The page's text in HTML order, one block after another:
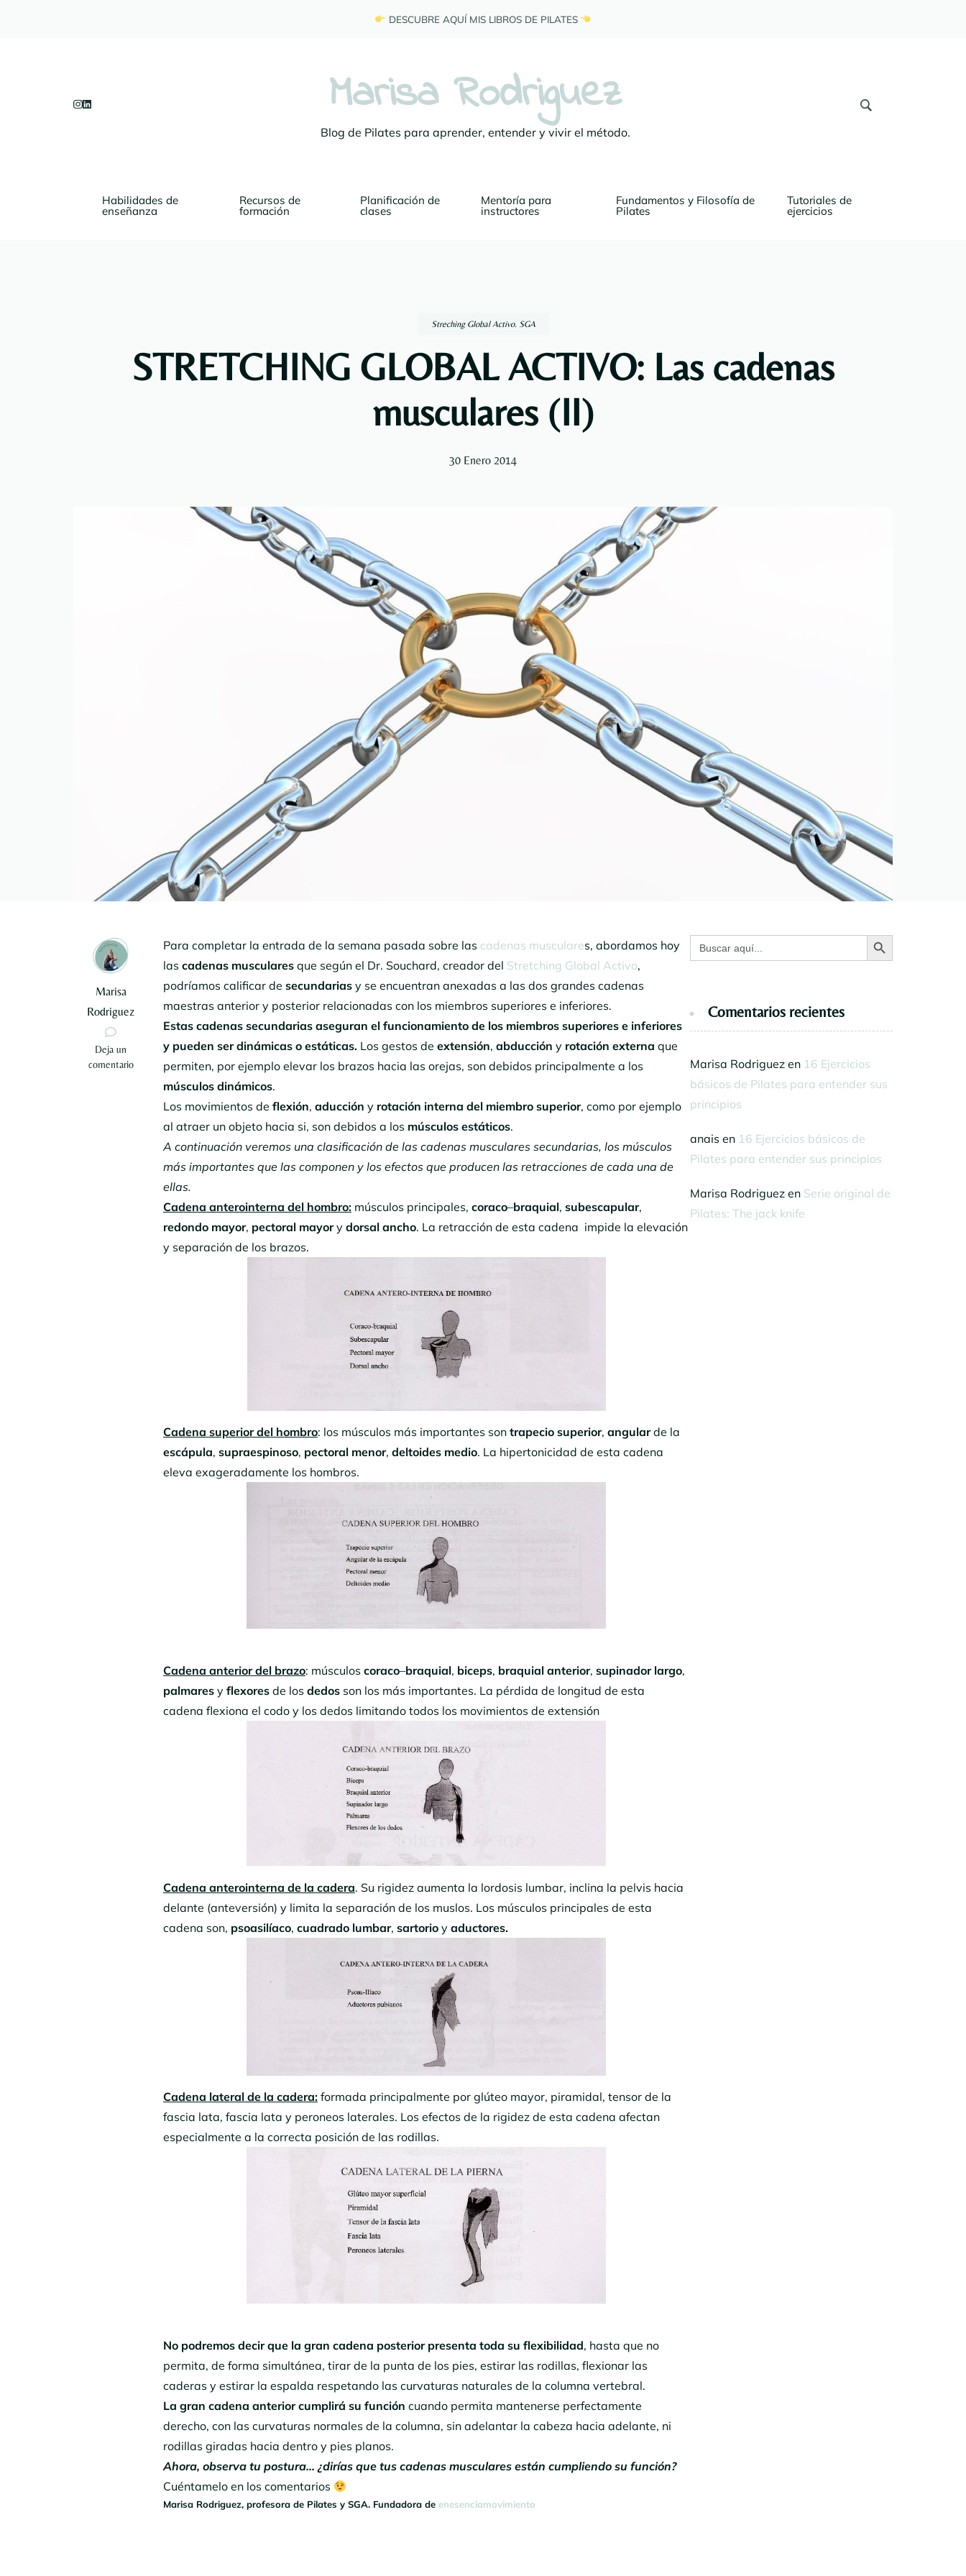
DESCUBRE AQUÍ MIS LIBROS DE PILATES
Marisa Rodriguez
Blog de Pilates para aprender, entender y vivir el método.
Habilidades de
enseñanza
Recursos de
formación
Planificación de
clases
Mentoría para
instructores
Fundamentos y Filosofía de
Pilates
Tutoriales de
ejercicios
Streching Global Activo. SGA
STRETCHING GLOBAL ACTIVO: Las cadenas
musculares (II)
30 Enero 2014
Marisa
Rodriguez
Deja un
comentario
en
STRETCHING
Para completar la entrada de la semana pasada sobre las cadenas musculares, abordamos hoy
las cadenas musculares que según el Dr. Souchard, creador del Stretching Global Activo,
podríamos calificar de secundarias y se encuentran anexadas a las dos grandes cadenas
maestras anterior y posterior relacionadas con los miembros superiores e inferiores.
Estas cadenas secundarias aseguran el funcionamiento de los miembros superiores e inferiores
y pueden ser dinámicas o estáticas. Los gestos de extensión, abducción y rotación externa que
permiten, por ejemplo elevar los brazos hacia las orejas, son debidos principalmente a los
músculos dinámicos.
Los movimientos de flexión, aducción y rotación interna del miembro superior, como por ejemplo
al atraer un objeto hacia si, son debidos a los músculos estáticos.
A continuación veremos una clasificación de las cadenas musculares secundarias, los músculos
más importantes que las componen y los efectos que producen las retracciones de cada una de
ellas.
Cadena anterointerna del hombro: músculos principales, coraco–braquial, subescapular,
redondo mayor, pectoral mayory dorsal ancho. La retracción de esta cadena impide la elevación
y separación de los brazos.
Cadena superior del hombro: los músculos más importantes son trapecio superior, angularde la
escápula, supraespinoso, pectoral menor, deltoides medio. La hipertonicidad de esta cadena
eleva exageradamente los hombros.
Cadena anterior del brazo: músculos coraco–braquial, biceps, braquial anterior, supinador largo,
palmares y flexores de los dedos son los más importantes. La pérdida de longitud de esta
cadena flexiona el codo y los dedos limitando todos los movimientos de extensión
Cadena anterointerna de la cadera. Su rigidez aumenta la lordosis lumbar, inclina la pelvis hacia
delante (anteversión) y limita la separación de los muslos. Los músculos principales de esta
cadena son, psoasilíaco, cuadrado lumbar, sartorio y aductores.
Cadena lateral de la cadera: formada principalmente por glúteo mayor, piramidal, tensor de la
fascia lata, fascia lata y peroneos laterales. Los efectos de la rigidez de esta cadena afectan
especialmente a la correcta posición de las rodillas.
No podremos decir que la gran cadena posterior presenta toda su flexibilidad, hasta que no
permita, de forma simultánea, tirar de la punta de los pies, estirar las rodillas, flexionar las
caderas y estirar la espalda respetando las curvaturas naturales de la columna vertebral.
La gran cadena anterior cumplirá su función cuando permita mantenerse perfectamente
derecho, con las curvaturas normales de la columna, sin adelantar la cabeza hacia adelante, ni
rodillas giradas hacia dentro y pies planos.
Ahora, observa tu postura… ¿dirías que tus cadenas musculares están cumpliendo su función?
Cuéntamelo en los comentarios
Marisa Rodriguez, profesora de Pilates y SGA. Fundadora de enesenciamovimiento
Buscar: Botón de búsqueda
Comentarios recientes
Marisa Rodriguezen 16 Ejercicios
básicos de Pilates para entender sus
principios
anais en 16 Ejercicios básicos de
Pilates para entender sus principios
Marisa Rodriguezen Serie original de
Pilates: The jack knife